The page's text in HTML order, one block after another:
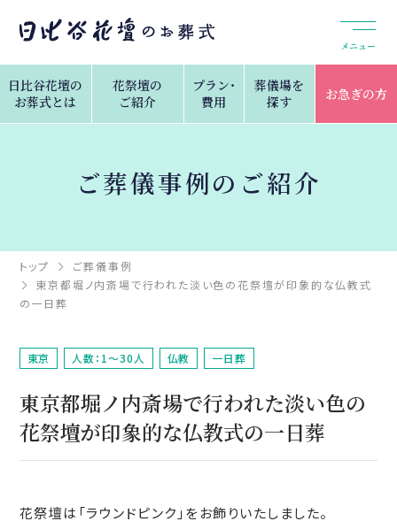
メニュー
日比谷花壇の
お葬式とは
花祭壇の
ご紹介
プラン・
費用
葬儀場を
探す
お急ぎの方
ご葬儀事例のご紹介
トップ
ご葬儀事例
東京都堀ノ内斎場で行われた淡い色の花祭壇が印象的な仏教式
の一日葬
東京 人数：1～30人 仏教 一日葬
東京都堀ノ内斎場で行われた淡い色の
花祭壇が印象的な仏教式の一日葬
花祭壇は「ラウンドピンク」をお飾りいたしました。